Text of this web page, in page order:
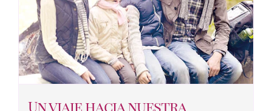
Un viaje hacia nuestra